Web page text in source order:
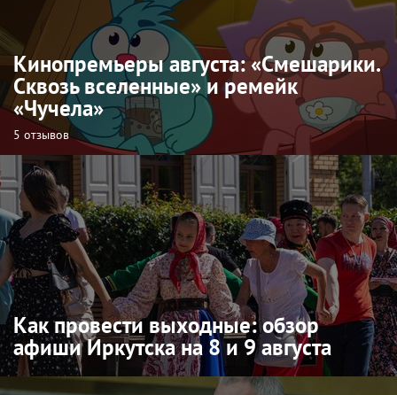
Кинопремьеры августа: «Смешарики.
Сквозь вселенные» и ремейк
«Чучела»
5 отзывов
Как провести выходные: обзор
афиши Иркутска на 8 и 9 августа